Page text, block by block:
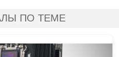
ПО ТЕМЕ